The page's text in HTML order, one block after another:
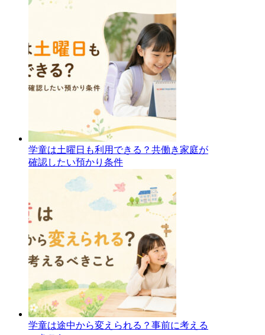
学童は土曜日も利用できる？共働き家庭が
確認したい預かり条件
学童は途中から変えられる？事前に考える